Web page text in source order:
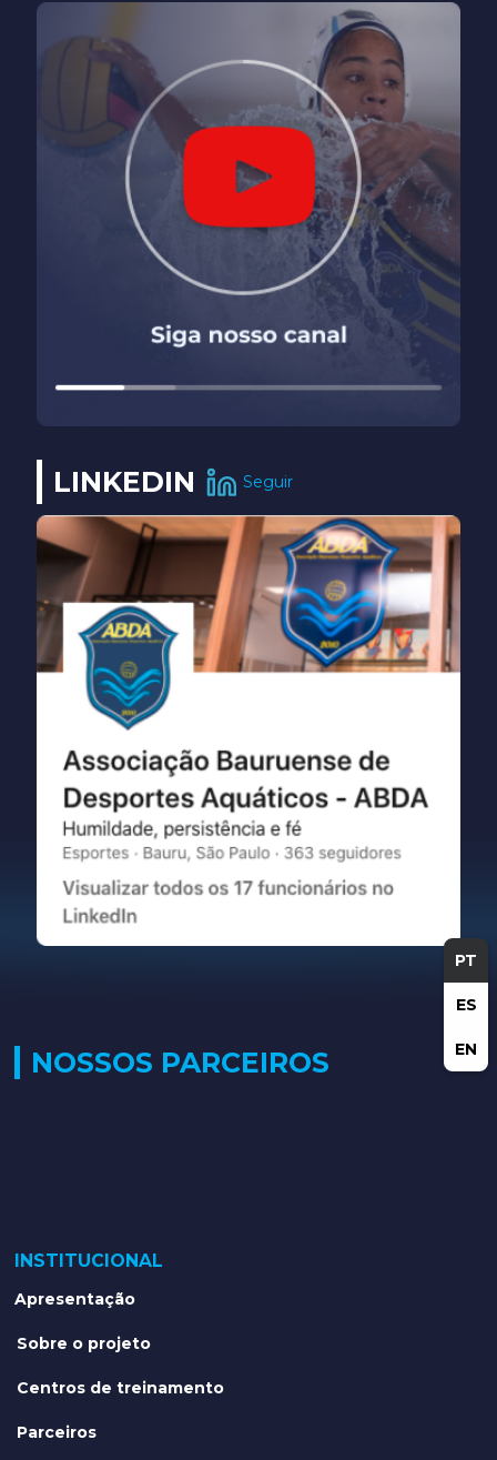
PT
ES
EN
LINKEDIN Seguir
NOSSOS PARCEIROS
INSTITUCIONAL
Apresentação
Sobre o projeto
Centros de treinamento
Parceiros